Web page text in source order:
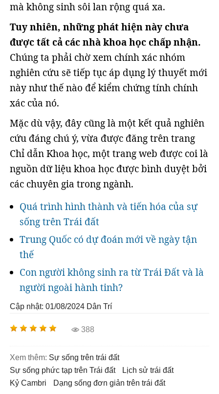
mà không sinh sôi lan rộng quá xa.
Tuy nhiên, những phát hiện này chưa
được tất cả các nhà khoa học chấp nhận.
Chúng ta phải chờ xem chính xác nhóm
nghiên cứu sẽ tiếp tục áp dụng lý thuyết mới
này như thế nào để kiểm chứng tính chính
xác của nó.
Mặc dù vậy, đây cũng là một kết quả nghiên
cứu đáng chú ý, vừa được đăng trên trang
Chỉ dẫn Khoa học, một trang web được coi là
nguồn dữ liệu khoa học được bình duyệt bởi
các chuyên gia trong ngành.
Quá trình hình thành và tiến hóa của sự
sống trên Trái đất
Trung Quốc có dự đoán mới về ngày tận
thế
Con người không sinh ra từ Trái Đất và là
người ngoài hành tinh?
Cập nhật: 01/08/2024 Dân Trí
388
Xem thêm:
sự sống trên trái đất
Sự sống phức tạp trên Trái đất
lịch sử trái đất
kỷ Cambri
dạng sống đơn giản trên trái đất